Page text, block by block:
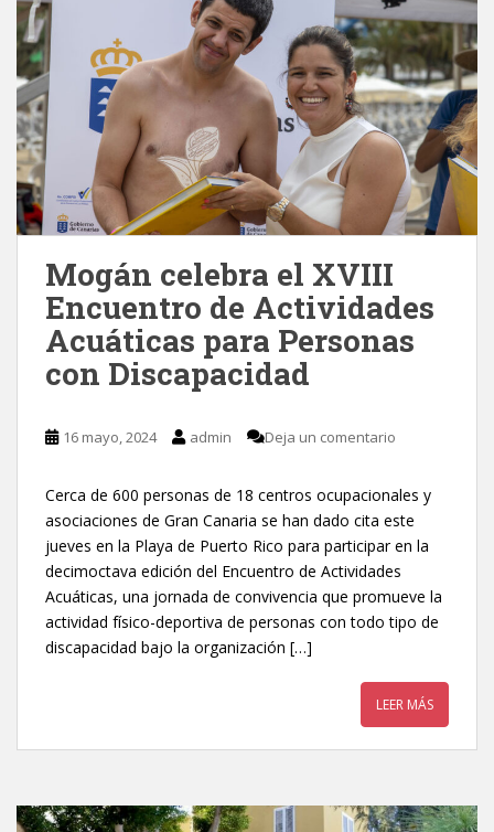
Mogán celebra el XVIII
Encuentro de Actividades
Acuáticas para Personas
con Discapacidad
16 mayo, 2024 admin Deja un comentario
Cerca de 600 personas de 18 centros ocupacionales y
asociaciones de Gran Canaria se han dado cita este
jueves en la Playa de Puerto Rico para participar en la
decimoctava edición del Encuentro de Actividades
Acuáticas, una jornada de convivencia que promueve la
actividad físico-deportiva de personas con todo tipo de
discapacidad bajo la organización […]
LEER MÁS